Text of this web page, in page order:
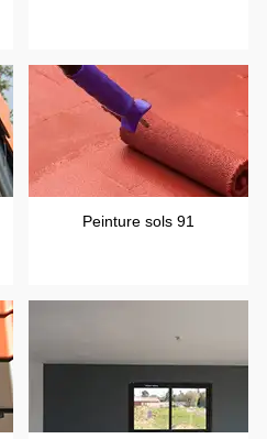
Peinture sols 91